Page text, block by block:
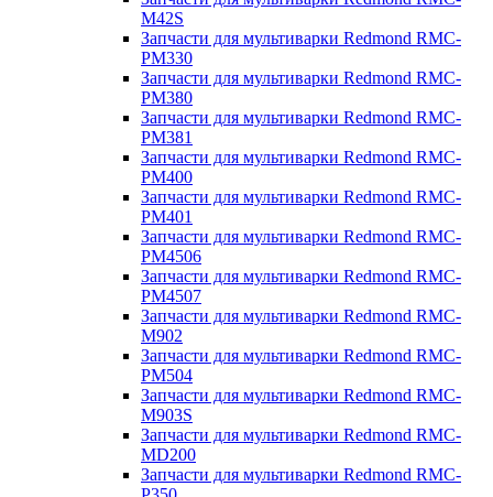
M42S
Запчасти для мультиварки Redmond RMC-
PM330
Запчасти для мультиварки Redmond RMC-
PM380
Запчасти для мультиварки Redmond RMC-
PM381
Запчасти для мультиварки Redmond RMC-
PM400
Запчасти для мультиварки Redmond RMC-
PM401
Запчасти для мультиварки Redmond RMC-
PM4506
Запчасти для мультиварки Redmond RMC-
PM4507
Запчасти для мультиварки Redmond RMC-
M902
Запчасти для мультиварки Redmond RMC-
PM504
Запчасти для мультиварки Redmond RMC-
M903S
Запчасти для мультиварки Redmond RMC-
MD200
Запчасти для мультиварки Redmond RMC-